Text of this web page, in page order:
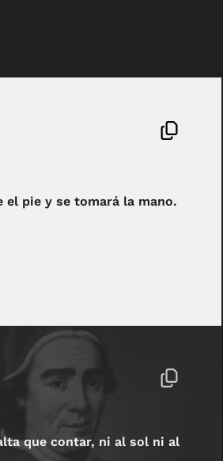
el pie y se tomará la mano.
que contar, ni al sol ni al